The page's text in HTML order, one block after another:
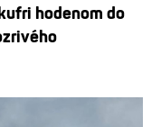
hodenom do